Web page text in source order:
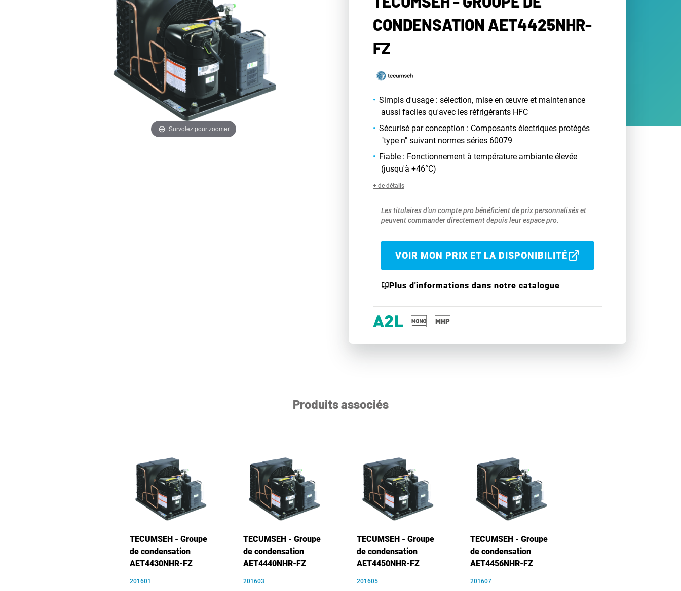
Survolez pour zoomer
CONDENSATION AET4425NHR-
FZ
Simpls d'usage : sélection, mise en œuvre et maintenance
aussi faciles qu'avec les réfrigérants HFC
Sécurisé par conception : Composants électriques protégés
"type n" suivant normes séries 60079
Fiable : Fonctionnement à température ambiante élevée
(jusqu'à +46°C)
+ de détails
Les titulaires d'un compte pro bénéficient de prix personnalisés et
peuvent commander directement depuis leur espace pro.
VOIR MON PRIX ET LA DISPONIBILITÉ
Plus d'informations dans notre catalogue
Produits associés
TECUMSEH - Groupe
de condensation
AET4430NHR-FZ
201601
TECUMSEH - Groupe
de condensation
AET4440NHR-FZ
201603
TECUMSEH - Groupe
de condensation
AET4450NHR-FZ
201605
TECUMSEH - Groupe
de condensation
AET4456NHR-FZ
201607